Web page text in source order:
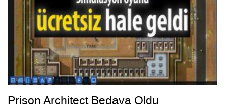
Prison Architect Bedava Oldu